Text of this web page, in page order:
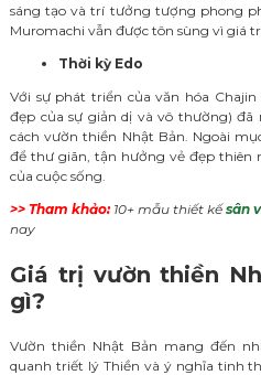
sáng tạo và trí tưởng tượng phong
Muromachi vẫn được tôn sùng vì giá
Thời kỳ Edo
Với sự phát triển của văn hóa
đẹp của sự giản dị và vô thường)
cách vườn thiền Nhật Bản. Ngoài
để thư giãn, tận hưởng vẻ đẹp thiên
của cuộc sống.
>> Tham khảo: 10+ mẫu thiết kếsân
nay
Giá trị vườn thiền
gì?
Vườn thiền Nhật Bản mang đến
quanh triết lý Thiền và ý nghĩa tinh